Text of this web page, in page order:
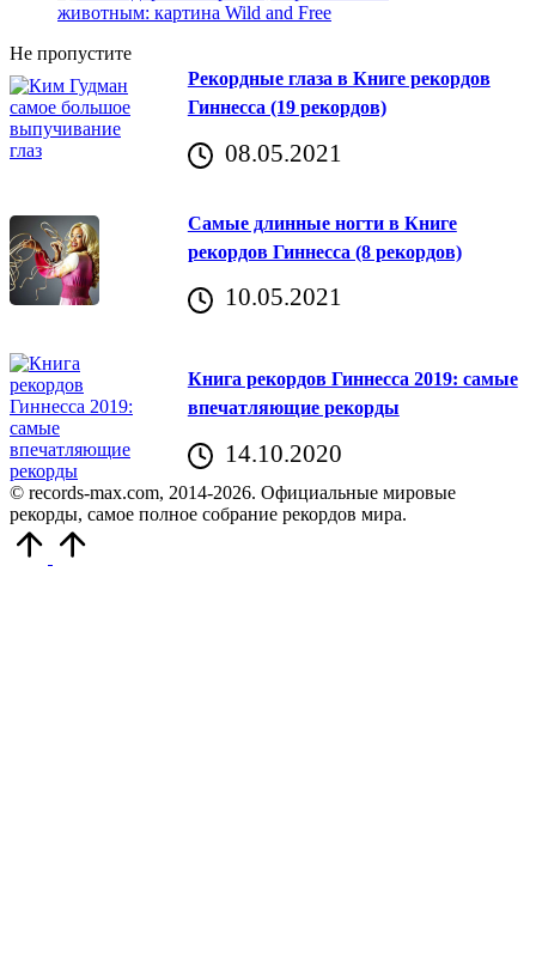
Не пропустите
Рекордные глаза в Книге рекордов
Гиннесса (19 рекордов)
08.05.2021
Самые длинные ногти в Книге
рекордов Гиннесса (8 рекордов)
10.05.2021
Книга рекордов Гиннесса 2019: самые
впечатляющие рекорды
14.10.2020
© records-max.com, 2014-2026. Официальные мировые
рекорды, самое полное собрание рекордов мира.